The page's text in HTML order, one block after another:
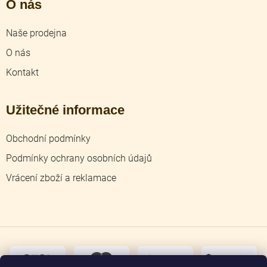
O nás
Naše prodejna
O nás
Kontakt
Užitečné informace
Obchodní podmínky
Podmínky ochrany osobních údajů
Vrácení zboží a reklamace